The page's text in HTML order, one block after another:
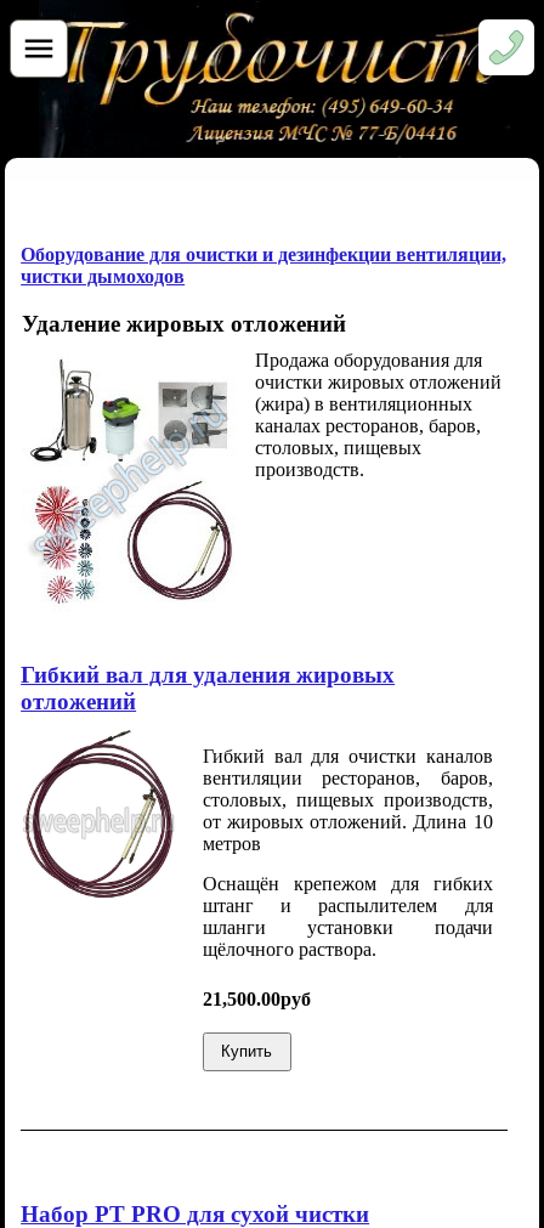
Оборудование для очистки и дезинфекции вентиляции,
чистки дымоходов
Удаление жировых отложений
Продажа оборудования для
очистки жировых отложений
(жира) в вентиляционных
каналах ресторанов, баров,
столовых, пищевых
производств.
Гибкий вал для удаления жировых
отложений
Гибкий вал для очистки каналов
вентиляции ресторанов, баров,
столовых, пищевых производств,
от жировых отложений. Длина 10
метров
Оснащён крепежом для гибких
штанг и распылителем для
шланги установки подачи
щёлочного раствора.
21,500.00руб
Купить
Набор PT PRO для сухой чистки